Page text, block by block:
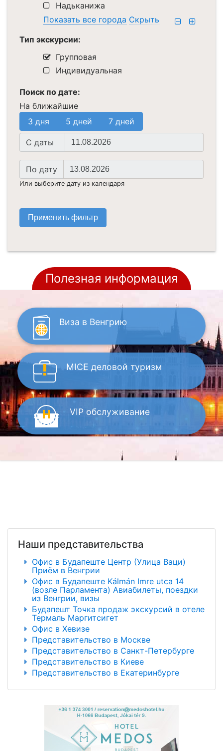
Надьканижа
Показать все города Скрыть
Тип экскурсии:
Групповая
Индивидуальная
Поиск по дате:
На ближайшие
3 дня
5 дней
7 дней
Начальная
дата
C даты
Конечная
дата
По дату
Или выберите дату из календаря
Полезная информация
Виза в Венгрию
MICE деловой туризм
VIP обслуживание
Наши представительства
Офис в Будапеште Центр (Улица Ваци)
Приём в Венгрии
Офис в Будапеште Kálmán Imre utca 14
(возле Парламента) Авиабилеты, поездки
из Венгрии, визы
Будапешт Точка продаж экскурсий в отеле
Термаль Маргитсигет
Офис в Хевизе
Представительство в Москве
Представительство в Санкт-Петербурге
Представительство в Киеве
Представительство в Екатеринбурге